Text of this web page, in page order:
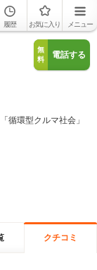
履歴 お気に入り メニュー
無
料
電話する
循環型クルマ社会」
クチコミ